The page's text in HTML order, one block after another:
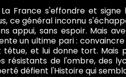
La France s'effondre et
ce général inconnu
appui, sans espoir. Mais
un ultime pari :
têtue, et lui donne tort. Mais
résistants de l'ombre, des
défient l'Histoire qui